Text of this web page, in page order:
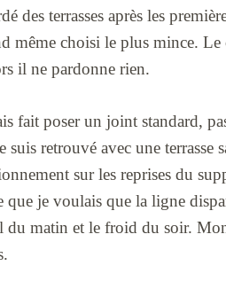
des terrasses après les
même choisi le plus mince. Le
il ne pardonne rien.
fait poser un joint standard,
suis retrouvé avec une terrasse
sur les reprises du
que je voulais que la ligne
du matin et le froid du soir.